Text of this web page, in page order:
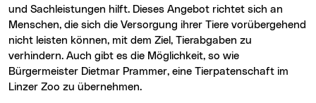
und Sachleistungen hilft. Dieses Angebot richtet sich an
Menschen, die sich die Versorgung ihrer Tiere vorübergehend
nicht leisten können, mit dem Ziel, Tierabgaben zu
verhindern. Auch gibt es die Möglichkeit, so wie
Bürgermeister Dietmar Prammer, eine Tierpatenschaft im
Linzer Zoo zu übernehmen.